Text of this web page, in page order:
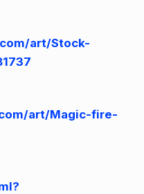
art/Stock-
art/Magic-fire-